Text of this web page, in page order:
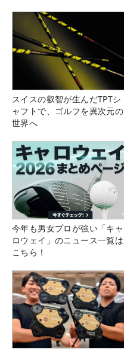
スイスの叡智が生んだTPTシ
ャフトで、ゴルフを異次元の
世界へ
今年も男女プロが強い「キャ
ロウェイ」のニュース一覧は
こちら！